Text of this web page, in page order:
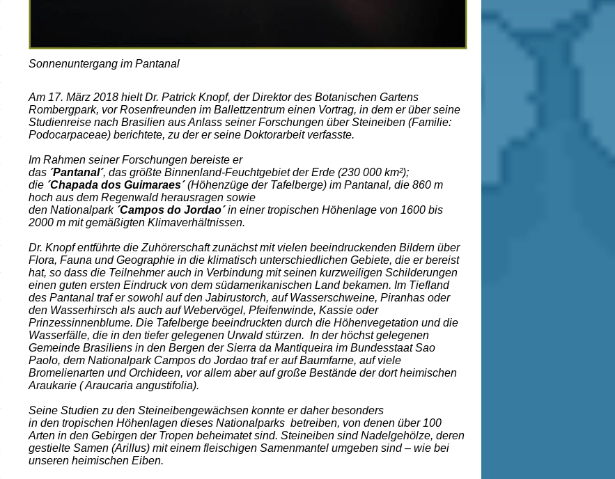
Sonnenuntergang im Pantanal
Am 17. März 2018 hielt Dr. Patrick Knopf, der Direktor des Botanischen Gartens
Rombergpark, vor Rosenfreunden im Ballettzentrum einen Vortrag, in dem er über seine
Studienreise nach Brasilien aus Anlass seiner Forschungen über Steineiben (Familie:
Podocarpaceae) berichtete, zu der er seine Doktorarbeit verfasste.
Im Rahmen seiner Forschungen bereiste er
das ´Pantanal´, das größte Binnenland-Feuchtgebiet der Erde (230 000 km²);
die ´Chapada dos Guimaraes´(Höhenzüge der Tafelberge) im Pantanal, die 860 m
hoch aus dem Regenwald herausragen sowie
den Nationalpark ´Campos do Jordao´in einer tropischen Höhenlage von 1600 bis
2000 m mit gemäßigten Klimaverhältnissen.
Dr. Knopf entführte die Zuhörerschaft zunächst mit vielen beeindruckenden Bildern über
Flora, Fauna und Geographie in die klimatisch unterschiedlichen Gebiete, die er bereist
hat, so dass die Teilnehmer auch in Verbindung mit seinen kurzweiligen Schilderungen
einen guten ersten Eindruck von dem südamerikanischen Land bekamen. Im Tiefland
des Pantanal traf er sowohl auf den Jabirustorch, auf Wasserschweine, Piranhas oder
den Wasserhirsch als auch auf Webervögel, Pfeifenwinde, Kassie oder
Prinzessinnenblume. Die Tafelberge beeindruckten durch die Höhenvegetation und die
Wasserfälle, die in den tiefer gelegenen Urwald stürzen. In der höchst gelegenen
Gemeinde Brasiliens in den Bergen der Sierra da Mantiqueira im Bundesstaat Sao
Paolo, dem Nationalpark Campos do Jordao traf er auf Baumfarne, auf viele
Bromelienarten und Orchideen, vor allem aber auf große Bestände der dort heimischen
Araukarie ( Araucaria angustifolia).
Seine Studien zu den Steineibengewächsen konnte er daher besonders
in den tropischen Höhenlagen dieses Nationalparks betreiben, von denen über 100
Arten in den Gebirgen der Tropen beheimatet sind. Steineiben sind Nadelgehölze, deren
gestielte Samen (Arillus) mit einem fleischigen Samenmantel umgeben sind – wie bei
unseren heimischen Eiben.